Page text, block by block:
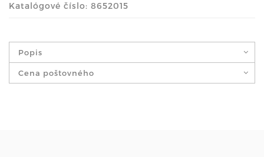
Katalógové číslo: 8652015
Popis
Cena poštovného